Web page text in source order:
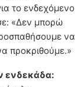
το ενδεχόμενο
«Δεν μπορώ
να
προκριθούμε.»
ενδεκάδα: